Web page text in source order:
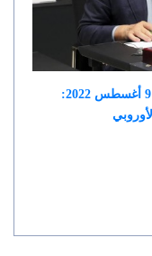
اليوم العالمي للشعوب الأصلية في العالم ، 9 أغسطس 2022: